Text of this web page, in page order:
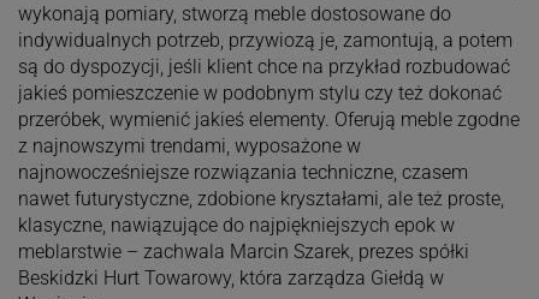
wykonają pomiary, stworzą meble dostosowane do
indywidualnych potrzeb, przywiozą je, zamontują, a potem
są do dyspozycji, jeśli klient chce na przykład rozbudować
jakieś pomieszczenie w podobnym stylu czy też dokonać
przeróbek, wymienić jakieś elementy. Oferują meble zgodne
z najnowszymi trendami, wyposażone w
najnowocześniejsze rozwiązania techniczne, czasem
nawet futurystyczne, zdobione kryształami, ale też proste,
klasyczne, nawiązujące do najpiękniejszych epok w
meblarstwie – zachwala Marcin Szarek, prezes spółki
Beskidzki Hurt Towarowy, która zarządza Giełdą w